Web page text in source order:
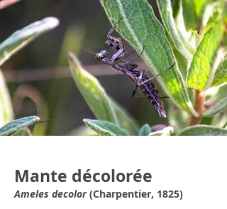
Mante décolorée
Ameles decolor(Charpentier, 1825)